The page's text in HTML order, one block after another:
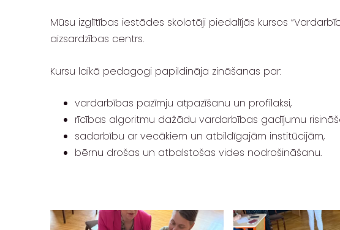
Mūsu izglītības iestādes skolotāji piedalījās kursos
aizsardzības centrs.
Kursu laikā pedagogi papildināja zināšanas par:
vardarbības pazīmju atpazīšanu un profilaksi,
rīcības algoritmu dažādu vardarbības gadījumu
sadarbību ar vecākiem un atbildīgajām institūcijām,
bērnu drošas un atbalstošas vides nodrošināšanu.